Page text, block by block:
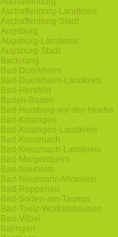
Aschaffenburg-Landkreis
Aschaffenburg-Stadt
Augsburg
Augsburg-Landkreis
Augsburg-Stadt
Backnang
Bad-Duerkheim
Bad-Duerkheim-Landkreis
Bad-Hersfeld
Baden-Baden
Bad-Homburg-vor-der-Hoehe
Bad-Kissingen
Bad-Kissingen-Landkreis
Bad-Kreuznach
Bad-Kreuznach-Landkreis
Bad-Mergentheim
Bad-Nauheim
Bad-Neuenahr-Ahrweiler
Bad-Rappenau
Bad-Soden-am-Taunus
Bad-Toelz-Wolfratshausen
Bad-Vilbel
Balingen